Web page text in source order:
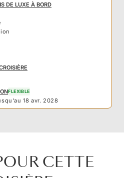
DE LUXE À BORD
FLEXIBLE
18 avr. 2028
CETTE